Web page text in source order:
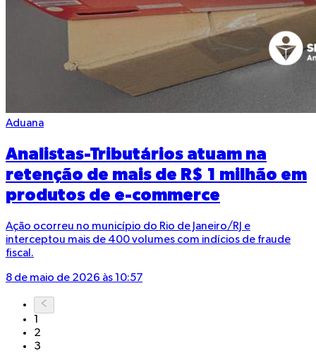
Aduana
Analistas-Tributários atuam na
retenção de mais de R$ 1 milhão em
produtos de e-commerce
Ação ocorreu no município do Rio de Janeiro/RJ e
interceptou mais de 400 volumes com indícios de fraude
fiscal.
8 de maio de 2026 às 10:57
1
2
3